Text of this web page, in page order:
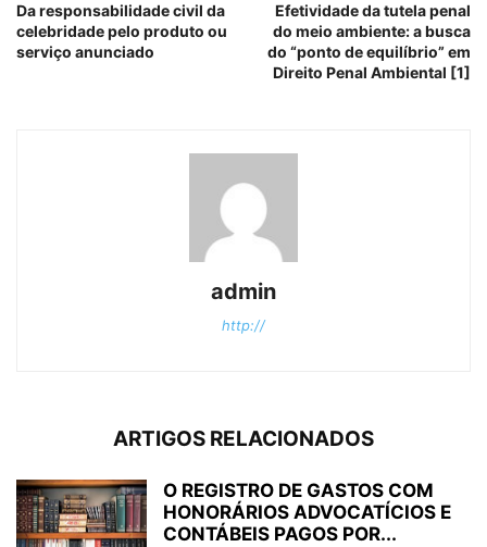
Da responsabilidade civil da
celebridade pelo produto ou
serviço anunciado
Efetividade da tutela penal
do meio ambiente: a busca
do “ponto de equilíbrio” em
Direito Penal Ambiental [1]
admin
http://
ARTIGOS RELACIONADOS
O REGISTRO DE GASTOS COM
HONORÁRIOS ADVOCATÍCIOS E
CONTÁBEIS PAGOS POR...